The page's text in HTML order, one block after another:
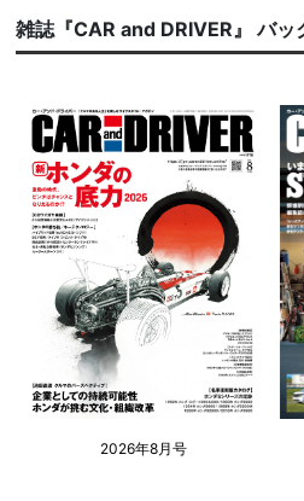
雑誌『CAR and DRIVER』 バッ
2026年8月号